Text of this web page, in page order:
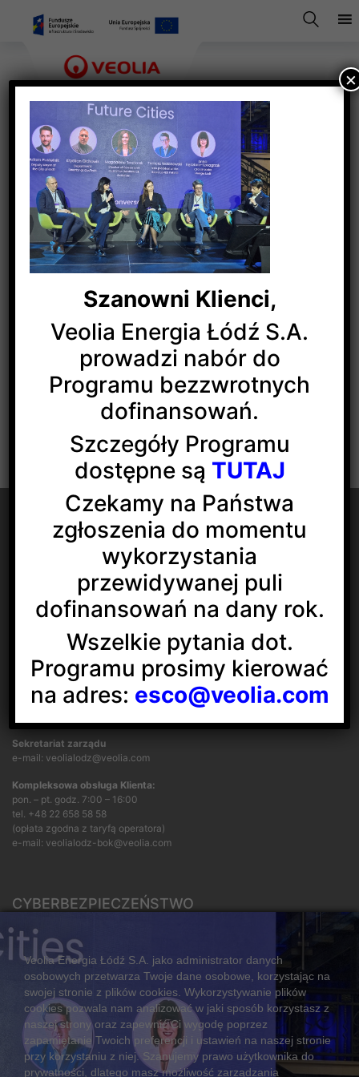
FUSE – debata 1
Veolia Energia Łódź S.A.
ul. J.Andrzejewskiej 5
92-550 Łódź
Social media:
Sekretariat zarządu
e-mail: veolialodz@veolia.com
Kompleksowa obsługa Klienta:
pon. – pt. godz. 7:00 – 16:00
tel. +48 22 658 58 58
(opłata zgodna z taryfą operatora)
e-mail: veolialodz-bok@veolia.com
CYBERBEZPIECZEŃSTWO
Rozwiązywanie sporów konsumenckich
ZGŁOŚ NIEPRAWIDŁOWOŚĆ
CIEPŁO SYSTEMOWE
Zalety ciepła systemowego
Ciepło przez cały rok
Szanowni Klienci,
Veolia Energia Łódź S.A.
prowadzi nabór do
Programu bezzwrotnych
dofinansowań.
Szczegóły Programu
dostępne są TUTAJ
Czekamy na Państwa
zgłoszenia do momentu
wykorzystania
przewidywanej puli
dofinansowań na dany rok.
Wszelkie pytania dot.
Programu prosimy kierować
na adres: esco@veolia.com
×
Veolia Energia Łódź S.A. jako administrator danych
osobowych przetwarza Twoje dane osobowe, korzystając na
swojej stronie z plików cookies. Wykorzystywanie plików
cookies pozwala nam analizować w jaki sposób korzystasz z
naszej strony oraz zapewnić Ci wygodę poprzez
zapamiętanie Twoich preferencji i ustawień na naszej stronie
przy korzystaniu z niej. Szanujemy prawo użytkownika do
prywatności, dlatego masz możliwość zarządzania